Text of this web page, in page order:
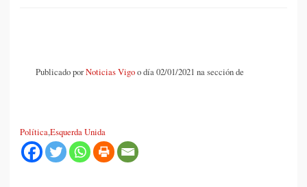
Publicado porNoticias Vigoo día 02/01/2021 na sección de
Política,Esquerda Unida